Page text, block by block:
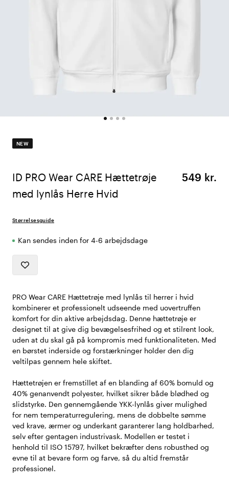
NEW
ID PRO Wear CARE Hættetrøje
med lynlås Herre Hvid
549 kr.
Størrelsesguide
Kan sendes inden for 4-6 arbejdsdage
PRO Wear CARE Hættetrøje med lynlås til herrer i hvid
kombinerer et professionelt udseende med uovertruffen
komfort for din aktive arbejdsdag. Denne hættetrøje er
designet til at give dig bevægelsesfrihed og et stilrent look,
uden at du skal gå på kompromis med funktionaliteten. Med
en børstet inderside og forstærkninger holder den dig
veltilpas gennem hele skiftet.
Hættetrøjen er fremstillet af en blanding af 60% bomuld og
40% genanvendt polyester, hvilket sikrer både blødhed og
slidstyrke. Den gennemgående YKK-lynlås giver mulighed
for nem temperaturregulering, mens de dobbelte sømme
ved krave, ærmer og underkant garanterer lang holdbarhed,
selv efter gentagen industrivask. Modellen er testet i
henhold til ISO 15797, hvilket bekræfter dens robusthed og
evne til at bevare form og farve, så du altid fremstår
professionel.